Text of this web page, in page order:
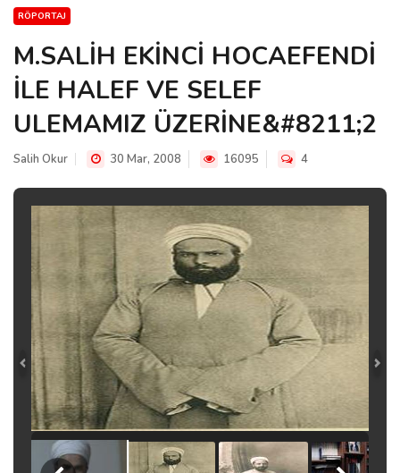
RÖPORTAJ
M.SALİH EKİNCİ HOCAEFENDİ
İLE HALEF VE SELEF
ULEMAMIZ ÜZERİNE&#8211;2
Salih Okur 30 Mar, 2008 16095 4